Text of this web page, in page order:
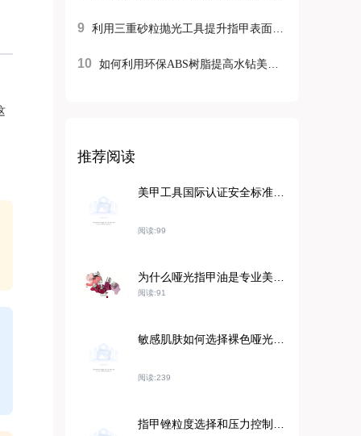
9 利用三重砂粒抛光工具提升指甲表面处理效率：技术指南
10 如何利用环保ABS树脂提高水钻美甲贴纸的耐用性和出口竞争力
推荐阅读
阅读:99
阅读:91
阅读:239